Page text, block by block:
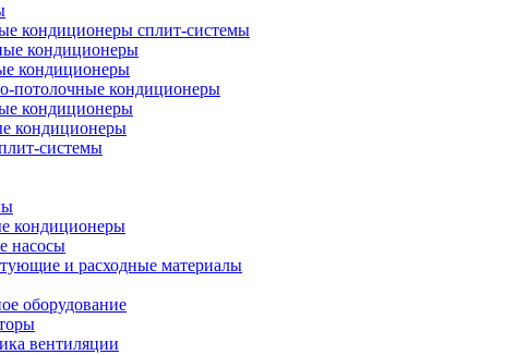
кондиционеры сплит-системы
кондиционеры
кондиционеры
потолочные кондиционеры
кондиционеры
кондиционеры
системы
кондиционеры
насосы
и расходные материалы
оборудование
вентиляции